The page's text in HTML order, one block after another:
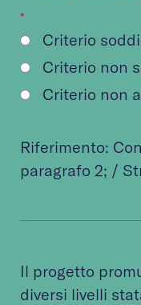
*
Criterio
Criterio non
Criterio non
Riferimento:
paragrafo 2; /
Il progetto
diversi livelli